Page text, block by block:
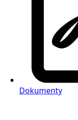
Dokumenty